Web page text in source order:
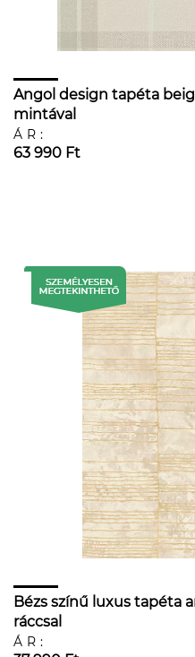
Angol design tapéta
mintával
ÁR:
63 990 Ft
Bézs színű luxus tapéta
ráccsal
ÁR: